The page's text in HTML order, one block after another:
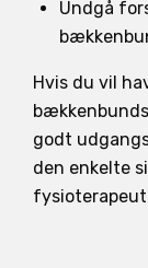
Undgå
Hvis du vil
godt
den enkelte